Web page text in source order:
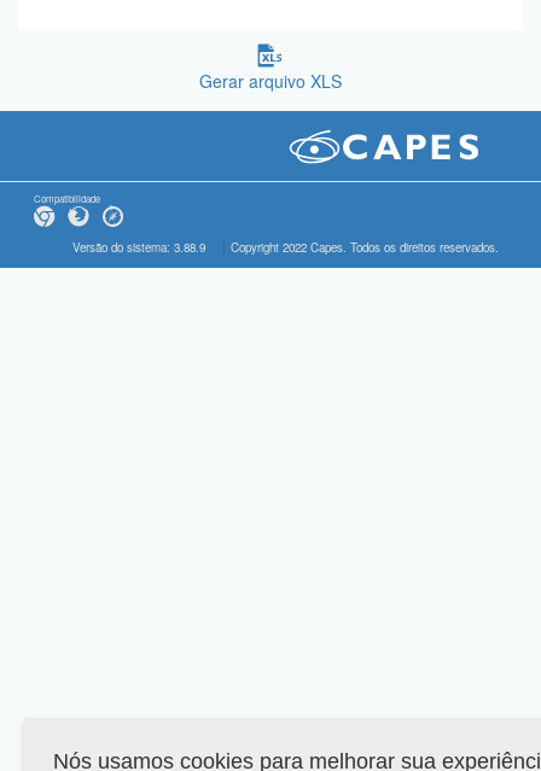
Gerar arquivo XLS
Compatibilidade
Versão do sistema: 3.88.9 Copyright 2022 Capes. Todos os direitos reservados.
Nós usamos cookies para melhorar sua